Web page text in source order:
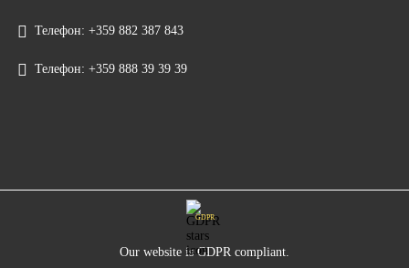
Телефон: +359 882 387 843
Телефон: +359 888 39 39 39
GDPR
Our website is GDPR compliant.